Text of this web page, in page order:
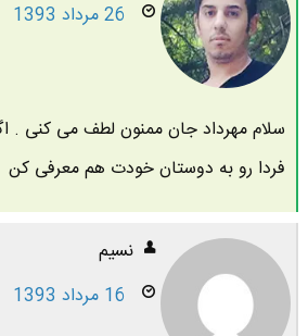
26 مرداد 1393
سلام مهرداد جان ممنون لطف می کنی .
فردا رو به دوستان خودت هم معرفی کن
نسیم
16 مرداد 1393